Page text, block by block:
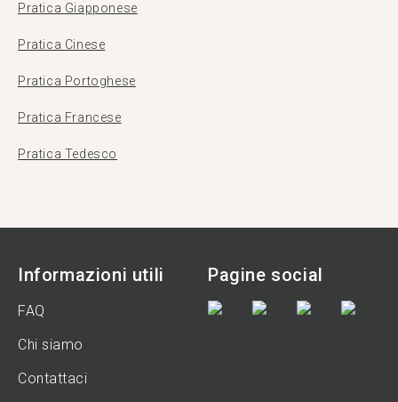
Pratica Giapponese
Pratica Cinese
Pratica Portoghese
Pratica Francese
Pratica Tedesco
Informazioni utili
FAQ
Chi siamo
Contattaci
Pagine social